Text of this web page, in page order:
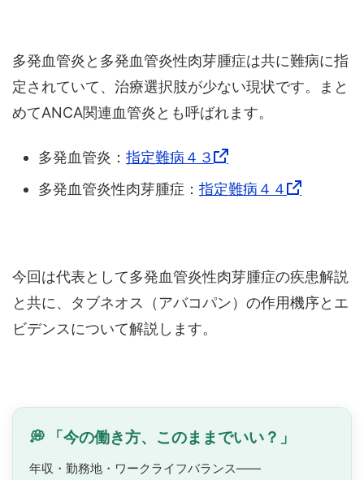
多発血管炎と多発血管炎性肉芽腫症は共に難病に指
定されていて、治療選択肢が少ない現状です。まと
めてANCA関連血管炎とも呼ばれます。
多発血管炎： 指定難病４３
多発血管炎性肉芽腫症： 指定難病４４
今回は代表として多発血管炎性肉芽腫症の疾患解説
と共に、タブネオス（アバコパン）の作用機序とエ
ビデンスについて解説します。
💭 「今の働き方、このままでいい？」
年収・勤務地・ワークライフバランス——